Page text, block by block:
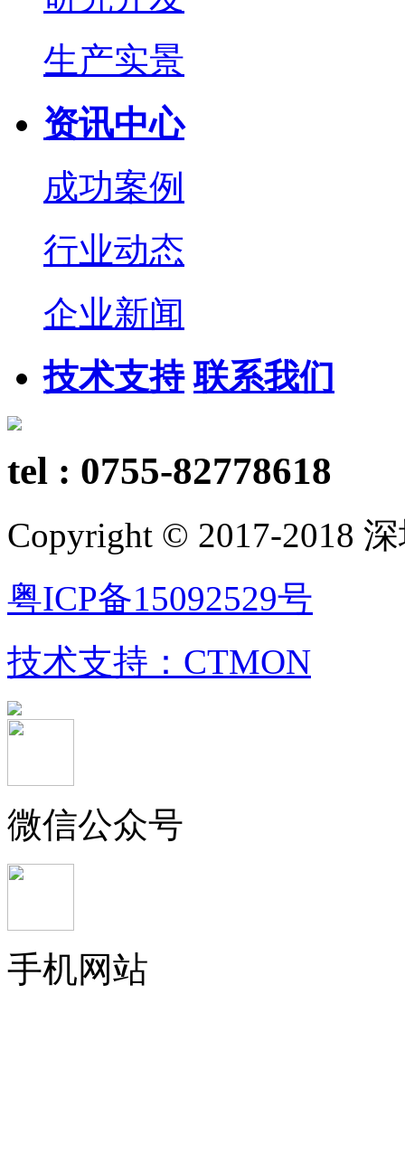
生产实景
资讯中心
成功案例
行业动态
企业新闻
技术支持 联系我们
tel : 0755-82778618
Copyright © 2017-2018
粤ICP备15092529号
技术支持：CTMON
微信公众号
手机网站